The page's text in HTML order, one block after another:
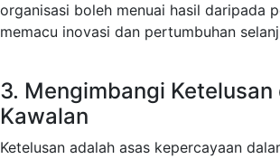
organisasi boleh menuai hasil daripada
memacu inovasi dan pertumbuhan
3. Mengimbangi Ketelusan
Kawalan
Ketelusan adalah asas kepercayaan